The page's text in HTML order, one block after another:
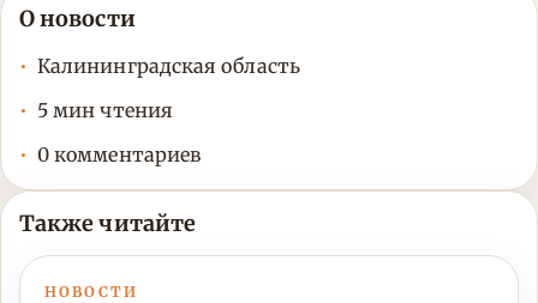
О новости
Калининградская область
5 мин чтения
0 комментариев
Также читайте
НОВОСТИ